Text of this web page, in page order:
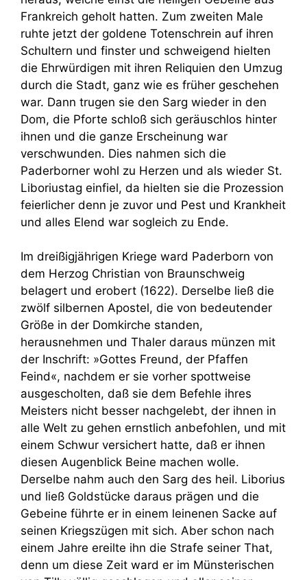
Frankreich geholt hatten. Zum zweiten Male
ruhte jetzt der goldene Totenschrein auf ihren
Schultern und finster und schweigend hielten
die Ehrwürdigen mit ihren Reliquien den Umzug
durch die Stadt, ganz wie es früher geschehen
war. Dann trugen sie den Sarg wieder in den
Dom, die Pforte schloß sich geräuschlos hinter
ihnen und die ganze Erscheinung war
verschwunden. Dies nahmen sich die
Paderborner wohl zu Herzen und als wieder St.
Liboriustag einfiel, da hielten sie die Prozession
feierlicher denn je zuvor und Pest und Krankheit
und alles Elend war sogleich zu Ende.
Im dreißigjährigen Kriege ward Paderborn von
dem Herzog Christian von Braunschweig
belagert und erobert (1622). Derselbe ließ die
zwölf silbernen Apostel, die von bedeutender
Größe in der Domkirche standen,
herausnehmen und Thaler daraus münzen mit
der Inschrift: »Gottes Freund, der Pfaffen
Feind«, nachdem er sie vorher spottweise
ausgescholten, daß sie dem Befehle ihres
Meisters nicht besser nachgelebt, der ihnen in
alle Welt zu gehen ernstlich anbefohlen, und mit
einem Schwur versichert hatte, daß er ihnen
diesen Augenblick Beine machen wolle.
Derselbe nahm auch den Sarg des heil. Liborius
und ließ Goldstücke daraus prägen und die
Gebeine führte er in einem leinenen Sacke auf
seinen Kriegszügen mit sich. Aber schon nach
einem Jahre ereilte ihn die Strafe seiner That,
denn um diese Zeit ward er im Münsterischen